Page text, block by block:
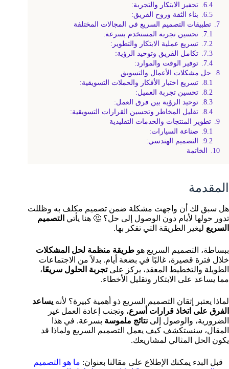
6.4.
تحفيز الابتكار والتجربة:
6.5.
بناء الثقة وروح الفريق:
7.
تطبيقات التصميم السريع في المجالات المختلفة
7.1.
تحسين تجربة المستخدم بسرعة:
7.2.
تسريع عملية الابتكار والتطوير:
7.3.
تكامل الفريق وتوحيد الرؤية:
7.4.
توفير الوقت والموارد:
8.
حل مشكلات الأعمال والتسويق
8.1.
تسريع اختبار الأفكار والحملات التسويقية:
8.2.
تحسين تجربة العميل:
8.3.
توحيد الرؤية بين فرق العمل:
8.4.
تقليل المخاطر وتحسين القرارات التسويقية:
9.
تطوير المنتجات والخدمات التقليدية
9.1.
صناعة السيارات:
9.2.
التصميم الهندسي:
10.
الخاتمة
المقدمة
هل سبق لك أن واجهت مشكلة ضمن تصميم مكلف به وظللت
تدور حولها لأيام دون الوصول إلى حل؟ 🤔 هنا يأتي التصميم
السريع ليغير الطريقة التي تفكر بها.
ببساطة، التصميم السريع هو طريقة منظمة لحل المشكلات
خلال فترة قصيرة، غالبًا في بضعة أيام. بدلاً من الاجتماعات
الطويلة والتخطيط المعقد، يركز علىتجربة الحلول سريعًا،
مما يساعد على الابتكار وتقليل الأخطاء.
لماذا يعتبر إتقان التصميم السريع ذو أهمية كبيرة؟ لأنه يساعد
الفرق على اتخاذ قرارات أسرع، وتجنب إعادة العمل غير
الضرورية، والوصول إلى نتائج ملموسة بسرعة. في هذا
المقال، سنستكشف كيف يعمل التصميم السريع ولماذا قد
يكون الحل المثالي لمشاريعك.
قبل البدء يمكنك الإطلاع على مقالنا بعنوان: ما هو التصميم